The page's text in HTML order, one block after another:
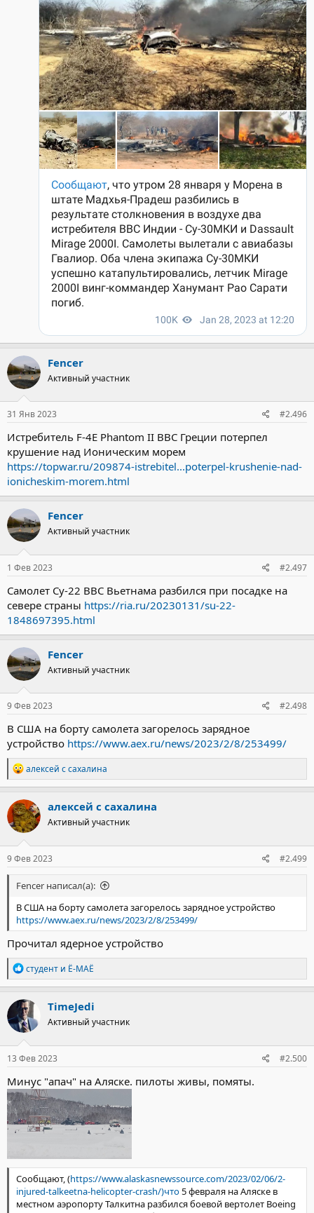
Fencer
Активный участник
31 Янв 2023 #2.496
Истребитель F-4E Phantom II ВВС Греции потерпел
крушение над Ионическим морем
https://topwar.ru/209874-istrebitel...poterpel-krushenie-nad-
ionicheskim-morem.html
Fencer
Активный участник
1 Фев 2023 #2.497
Самолет Су-22 ВВС Вьетнама разбился при посадке на
севере страны https://ria.ru/20230131/su-22-
1848697395.html
Fencer
Активный участник
9 Фев 2023 #2.498
В США на борту самолета загорелось зарядное
устройство https://www.aex.ru/news/2023/2/8/253499/
Р
е
а
к
ц
и
и
:
алексей с сахалина
алексей с сахалина
Активный участник
9 Фев 2023 #2.499
Fencer написал(а):
В США на борту самолета загорелось зарядное устройство
https://www.aex.ru/news/2023/2/8/253499/
Прочитал ядерное устройство
Р
е
а
к
ц
и
и
:
студент и Ё-МАЁ
TimeJedi
Активный участник
13 Фев 2023 #2.500
Минус "апач" на Аляске. пилоты живы, помяты.
Сообщают, (https://www.alaskasnewssource.com/2023/02/06/2-
injured-talkeetna-helicopter-crash/)что5 февраля на Аляске в
местном аэропорту Талкитна разбился боевой вертолет Boeing